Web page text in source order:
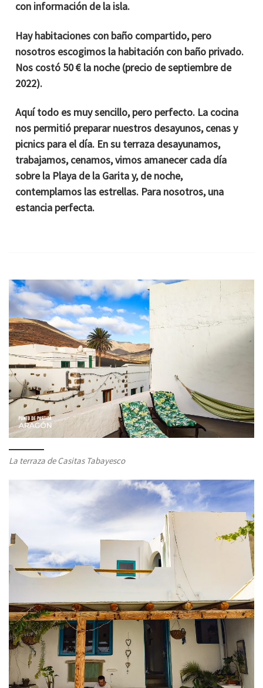
con información de la isla.
Hay habitaciones con baño compartido, pero
nosotros escogimos la habitación con baño privado.
Nos costó 50 € la noche (precio de septiembre de
2022).
Aquí todo es muy sencillo, pero perfecto. La cocina
nos permitió preparar nuestros desayunos, cenas y
picnics para el día. En su terraza desayunamos,
trabajamos, cenamos, vimos amanecer cada día
sobre la Playa de la Garita y, de noche,
contemplamos las estrellas. Para nosotros, una
estancia perfecta.
La terraza de Casitas Tabayesco